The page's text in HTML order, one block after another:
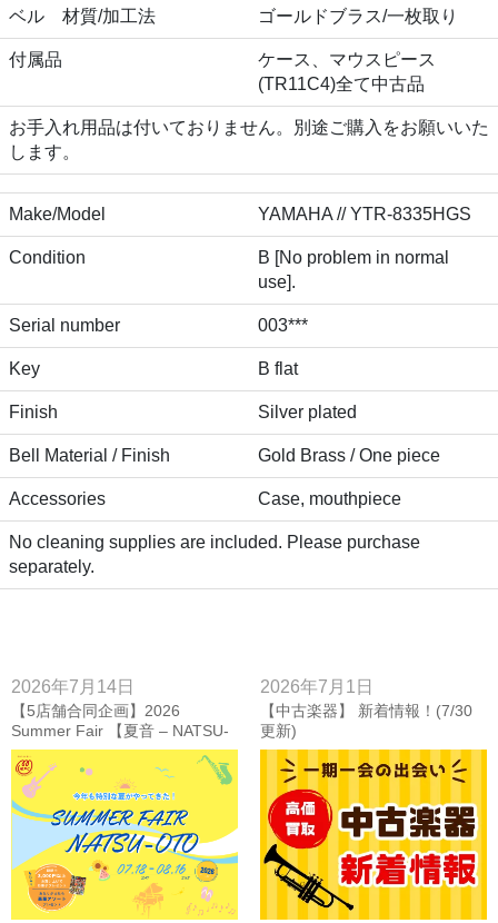
ベル 材質/加工法 ゴールドブラス/一枚取り
付属品
ケース、マウスピース
(TR11C4)全て中古品
お手入れ用品は付いておりません。別途ご購入をお願いいた
します。
Make/Model YAMAHA // YTR-8335HGS
Condition
B [No problem in normal
use].
Serial number 003***
Key B flat
Finish Silver plated
Bell Material / Finish Gold Brass / One piece
Accessories Case, mouthpiece
No cleaning supplies are included. Please purchase
separately.
2026年7月14日
【5店舗合同企画】2026
Summer Fair 【夏音 – NATSU-
OTO】
2026年7月1日
【中古楽器】 新着情報！(7/30
更新)